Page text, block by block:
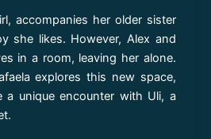
accompanies her older sister
she likes. However, Alex and
in a room, leaving her alone.
explores this new space,
a unique encounter with Uli, a